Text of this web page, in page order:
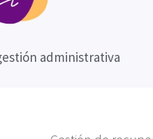
administrativa